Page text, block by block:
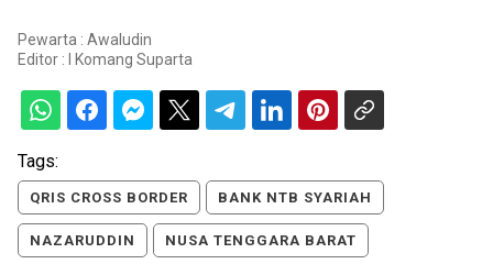
Pewarta : Awaludin
Editor :
I Komang Suparta
Tags:
QRIS CROSS BORDER BANK NTB SYARIAH
NAZARUDDIN NUSA TENGGARA BARAT